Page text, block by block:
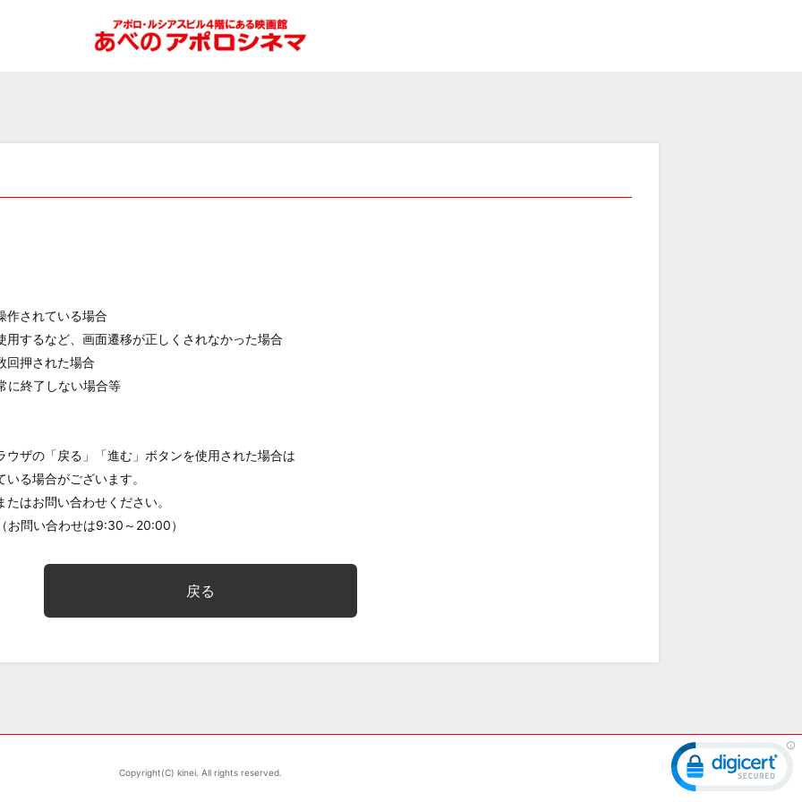
作されている場合
するなど、画面遷移が正しくされなかった場合
回押された場合
に終了しない場合等
ザの「戻る」「進む」ボタンを使用された場合は
る場合がございます。
はお問い合わせください。
問い合わせは9:30～20:00）
戻る
Copyright(C) kinei. All rights reserved.